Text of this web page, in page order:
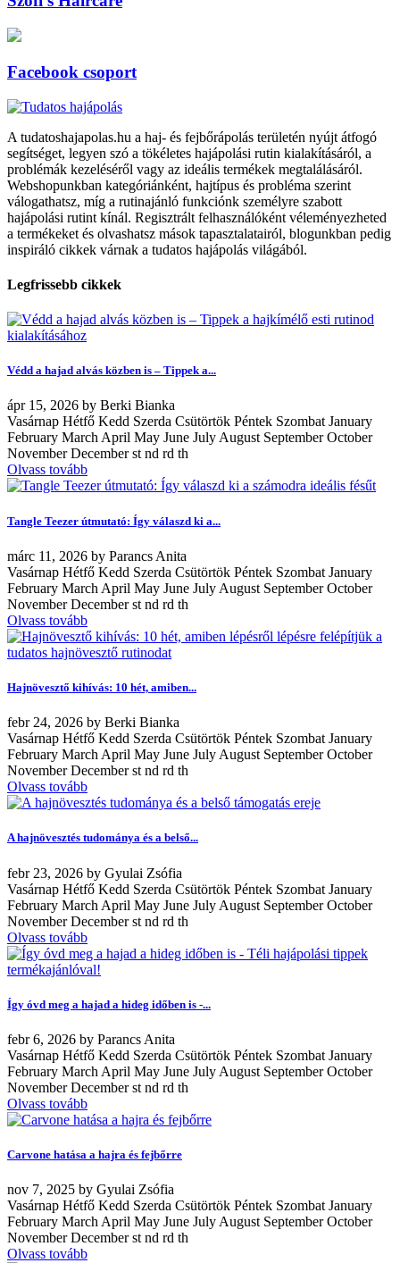
Facebook csoport
A tudatoshajapolas.hu a haj- és fejbőrápolás területén nyújt átfogó
segítséget, legyen szó a tökéletes hajápolási rutin kialakításáról, a
problémák kezeléséről vagy az ideális termékek megtalálásáról.
Webshopunkban kategóriánként, hajtípus és probléma szerint
válogathatsz, míg a rutinajánló funkciónk személyre szabott
hajápolási rutint kínál. Regisztrált felhasználóként véleményezheted
a termékeket és olvashatsz mások tapasztalatairól, blogunkban pedig
inspiráló cikkek várnak a tudatos hajápolás világából.
Legfrissebb cikkek
Védd a hajad alvás közben is – Tippek a...
ápr 15, 2026 by Berki Bianka
Vasárnap Hétfő Kedd Szerda Csütörtök Péntek Szombat January
February March April May June July August September October
November December st nd rd th
Olvass tovább
Tangle Teezer útmutató: Így válaszd ki a...
márc 11, 2026 by Parancs Anita
Vasárnap Hétfő Kedd Szerda Csütörtök Péntek Szombat January
February March April May June July August September October
November December st nd rd th
Olvass tovább
Hajnövesztő kihívás: 10 hét, amiben...
febr 24, 2026 by Berki Bianka
Vasárnap Hétfő Kedd Szerda Csütörtök Péntek Szombat January
February March April May June July August September October
November December st nd rd th
Olvass tovább
A hajnövesztés tudománya és a belső...
febr 23, 2026 by Gyulai Zsófia
Vasárnap Hétfő Kedd Szerda Csütörtök Péntek Szombat January
February March April May June July August September October
November December st nd rd th
Olvass tovább
Így óvd meg a hajad a hideg időben is -...
febr6, 2026 by Parancs Anita
Vasárnap Hétfő Kedd Szerda Csütörtök Péntek Szombat January
February March April May June July August September October
November December st nd rd th
Olvass tovább
Carvone hatása a hajra és fejbőrre
nov 7, 2025 by Gyulai Zsófia
Vasárnap Hétfő Kedd Szerda Csütörtök Péntek Szombat January
February March April May June July August September October
November December st nd rd th
Olvass tovább